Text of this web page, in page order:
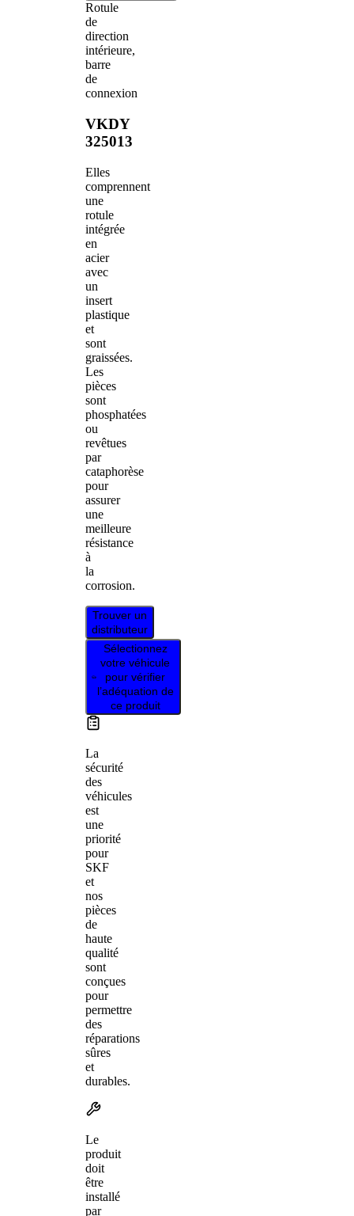
Rotule
de
direction
intérieure,
barre
de
connexion
VKDY
325013
Elles
comprennent
une
rotule
intégrée
en
acier
avec
un
insert
plastique
et
sont
graissées.
Les
pièces
sont
phosphatées
ou
revêtues
par
cataphorèse
pour
assurer
une
meilleure
résistance
à
la
corrosion.
Trouver un
distributeur
Sélectionnez
votre véhicule
pour vérifier
l’adéquation de
ce produit
La
sécurité
des
véhicules
est
une
priorité
pour
SKF
et
nos
pièces
de
haute
qualité
sont
conçues
pour
permettre
des
réparations
sûres
et
durables.
Le
produit
doit
être
installé
par